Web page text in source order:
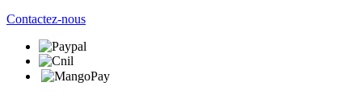
Contactez-nous